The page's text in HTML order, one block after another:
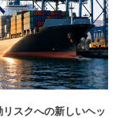
スクへの新しいヘッ